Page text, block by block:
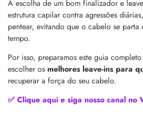
A escolha de um bom finalizador e
estrutura capilar contra agressões
pentear, evitando que o cabelo se parta
tempo.
Por isso, preparamos este guia
escolher os melhores leave-ins para
recuperar a força do seu cabelo.
✅ Clique aqui e siga nosso canal no